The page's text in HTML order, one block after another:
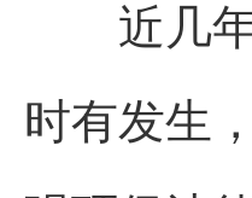
近几年
时有发生